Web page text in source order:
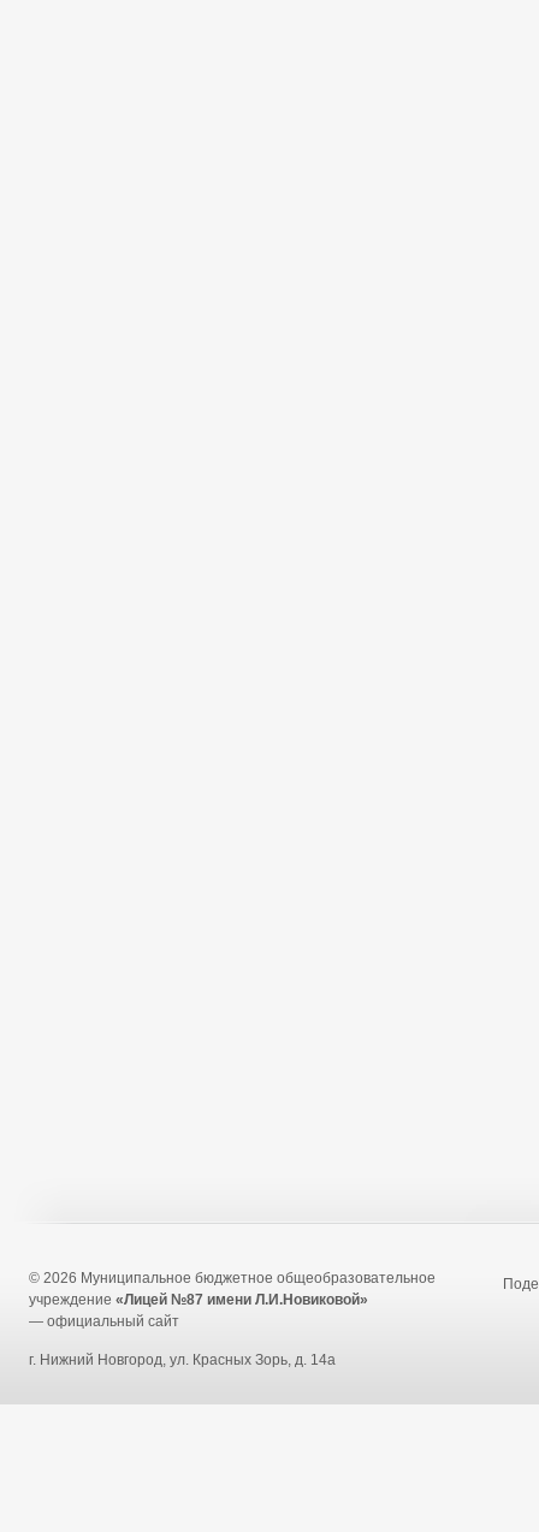
© 2026 Муниципальное бюджетное общеобразовательное
учреждение «Лицей №87 имени Л.И.Новиковой»
— официальный сайт
г. Нижний Новгород, ул. Красных Зорь, д. 14а